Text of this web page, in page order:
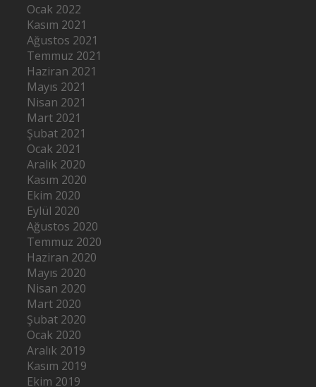
Ocak 2022
Kasım 2021
Ağustos 2021
Temmuz 2021
Haziran 2021
Mayıs 2021
Nisan 2021
Mart 2021
Şubat 2021
Ocak 2021
Aralık 2020
Kasım 2020
Ekim 2020
Eylül 2020
Ağustos 2020
Temmuz 2020
Haziran 2020
Mayıs 2020
Nisan 2020
Mart 2020
Şubat 2020
Ocak 2020
Aralık 2019
Kasım 2019
Ekim 2019